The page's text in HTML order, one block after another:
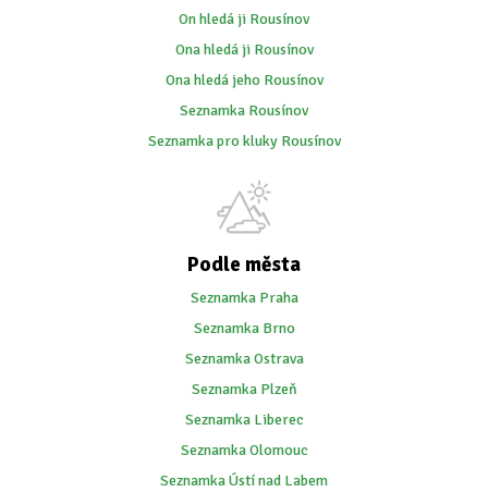
On hledá ji Rousínov
Ona hledá ji Rousínov
Ona hledá jeho Rousínov
Seznamka Rousínov
Seznamka pro kluky Rousínov
Podle města
Seznamka Praha
Seznamka Brno
Seznamka Ostrava
Seznamka Plzeň
Seznamka Liberec
Seznamka Olomouc
Seznamka Ústí nad Labem